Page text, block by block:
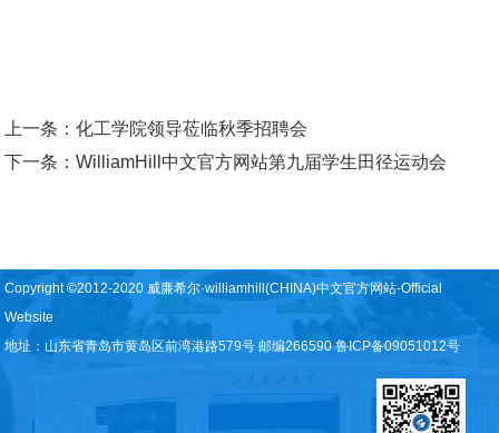
上一条：化工学院领导莅临秋季招聘会
下一条：WilliamHill中文官方网站第九届学生田径运动会
Copyright ©2012-2020 威廉希尔·williamhill(CHINA)中文官方网站-Official
Website
地址：山东省青岛市黄岛区前湾港路579号 邮编266590 鲁ICP备09051012号